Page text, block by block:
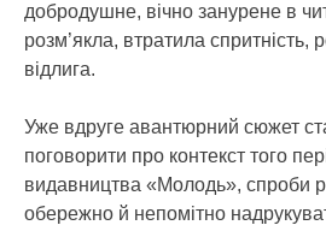
добродушне, вічно занурене в
розм’якла, втратила спритність,
відлига.
Уже вдруге авантюрний сюжет
поговорити про контекст того
видавництва «Молодь», спроби
обережно й непомітно